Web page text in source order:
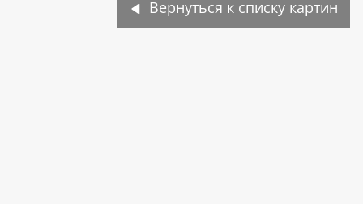
Вернуться к списку картин